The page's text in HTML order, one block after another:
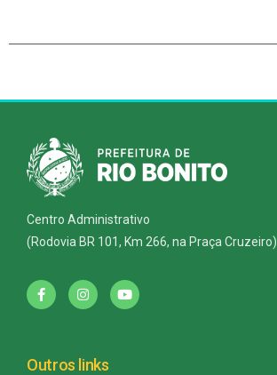
Centro Administrativo
(Rodovia BR 101, Km 266, na Praça Cruzeiro)
Outros links